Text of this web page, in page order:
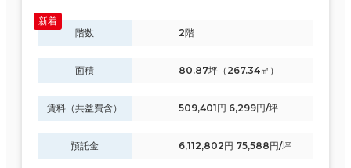
階数 2階
面積 80.87坪（267.34㎡）
賃料（共益費含） 509,401円 6,299円/坪
預託金 6,112,802円 75,588円/坪